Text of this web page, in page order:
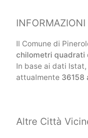
Il Comune di
chilometri quadrati
In base ai dati
attualmente 36158
Altre Città